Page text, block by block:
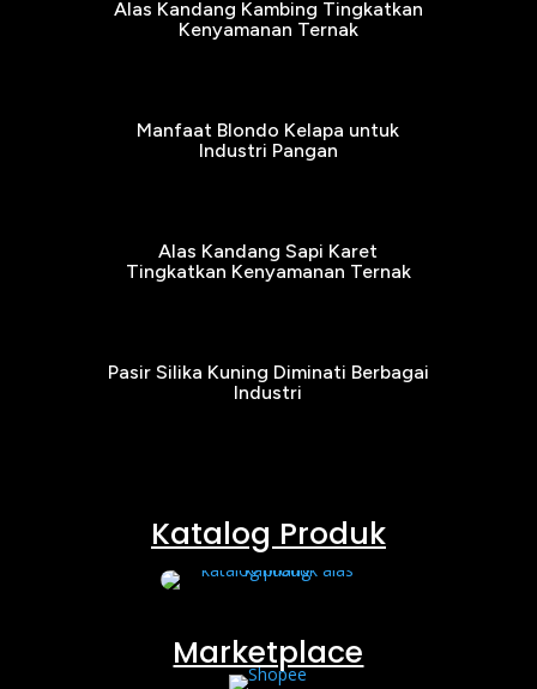
Alas Kandang Kambing Tingkatkan
Kenyamanan Ternak
Manfaat Blondo Kelapa untuk
Industri Pangan
Alas Kandang Sapi Karet
Tingkatkan Kenyamanan Ternak
Pasir Silika Kuning Diminati Berbagai
Industri
Katalog Produk
Marketplace